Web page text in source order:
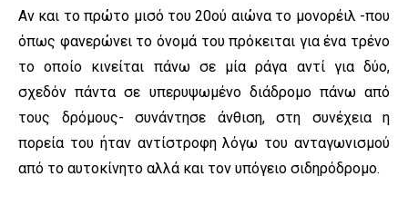
Αν και το πρώτο μισό του 20ού αιώνα το μονορέιλ -που
όπως φανερώνει το όνομά του πρόκειται για ένα τρένο
το οποίο κινείται πάνω σε μία ράγα αντί για δύο,
σχεδόν πάντα σε υπερυψωμένο διάδρομο πάνω από
τους δρόμους- συνάντησε άνθιση, στη συνέχεια η
πορεία του ήταν αντίστροφη λόγω του ανταγωνισμού
από το αυτοκίνητο αλλά και τον υπόγειο σιδηρόδρομο.